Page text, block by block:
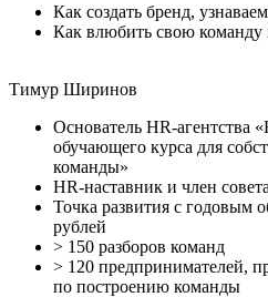
Как создать бренд,
Как влюбить свою команду
Тимур Ширинов
Основатель HR-агентства
обучающего курса для
команды»
HR-наставник и член
Точка развития с годовым
рублей
> 150 разборов команд
> 120 предпринимателей,
по построению команды